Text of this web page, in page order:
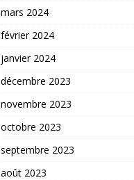
mars 2024
février 2024
janvier 2024
décembre 2023
novembre 2023
octobre 2023
septembre 2023
août 2023